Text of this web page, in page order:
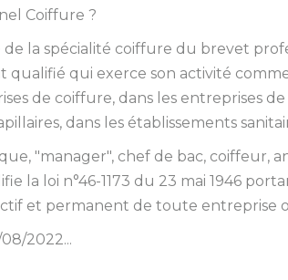
Coiffure ?
de la spécialité coiffure du brevet
qualifié qui exerce son activité
de coiffure, dans les entreprises
dans les établissements
"manager", chef de bac, coiffeur,
la loi n°46-1173 du 23 mai 1946
et permanent de toute entreprise
2022...